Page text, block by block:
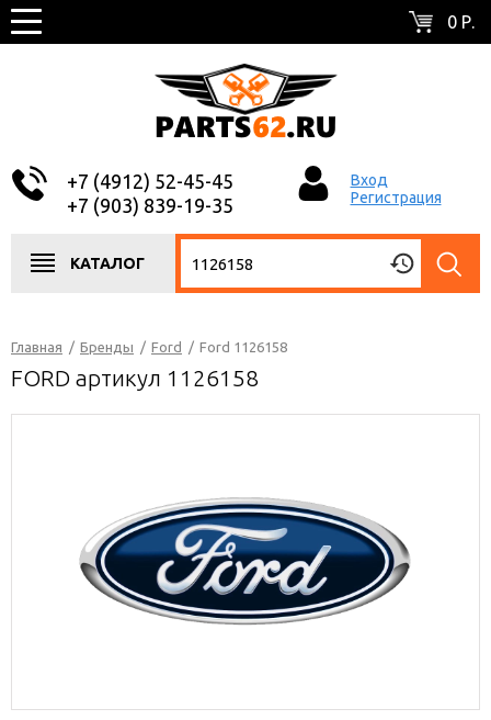
0 Р.
+7 (4912) 52-45-45
+7 (903) 839-19-35
Вход
Регистрация
КАТАЛОГ
Главная / Бренды / Ford / Ford 1126158
FORD артикул 1126158